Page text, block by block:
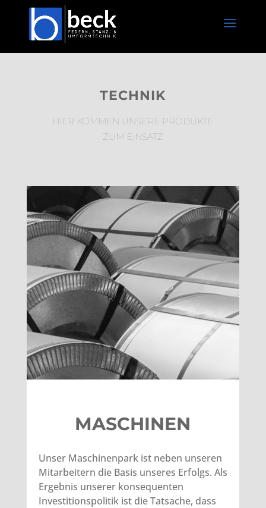
TECHNIK
HIER KOMMEN UNSERE PRODUKTE
ZUM EINSATZ
MASCHINEN
Unser Maschinenpark ist neben unseren
Mitarbeitern die Basis unseres Erfolgs. Als
Ergebnis unserer konsequenten
Investitionspolitik ist die Tatsache, dass